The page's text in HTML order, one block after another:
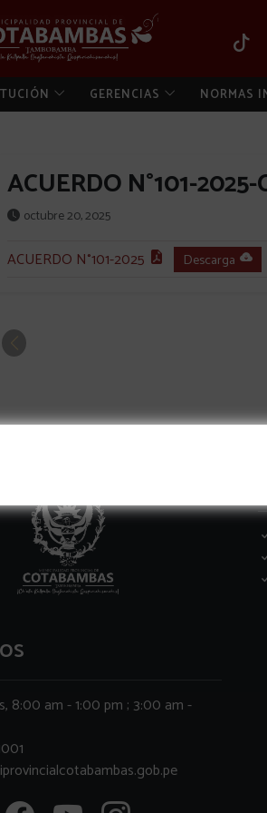
GERENCIAS NORMAS
ACUERDO N°101-
octubre 20, 2025
ACUERDO N°101-2025 Descarga
8:00 am - 1:00 pm ; 3:00 am -